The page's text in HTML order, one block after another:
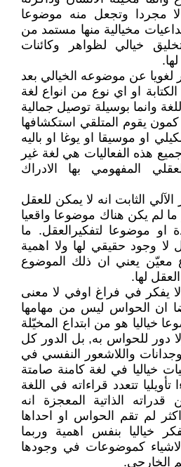
مجردا وتجعل منه موضوعا
مخيالية منها مستمد من
خيالي لظواهر وكائنات
لغويا عن موضوعه الخيالي بعد
او اي نوع من انواع لغة
وانما بوسيلة توصيل جمالية
يقوم المتلقي استكشافها
او موسيقا او يوغا او باليه
هذه الفعاليات هي لغة غير
المفهومي بها الادراك
الآلي الثابت انه لا يمكن للعقل
ما لم يكن هناك موضوعا واقعيا
او موضوعا لتفكيرالعقل. ما
لا وجود حقيقي لها ولا اهمية
معيّن يعني ان ذلك الموضوع
لها.
يفكر في فراغ اوفي لا معنى
ان الحواس ليس من مهامها
خياليا هو من ابتداع المخيّلة
دور للحواس به, بل الدور كل
واللاشعور النفسي في
خياليا في لغة كامنة صامتة
تتعدد قراءاته في اللغة
قدراته الذاتية المعجزة انه
لم تقم الحواس او احداها
خياليا بنفس اهمية وربما
كموضوعات في وجودها
الخارجي.